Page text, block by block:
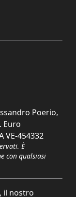
Poerio,
Euro
VE-454332
È
con qualsiasi
il nostro